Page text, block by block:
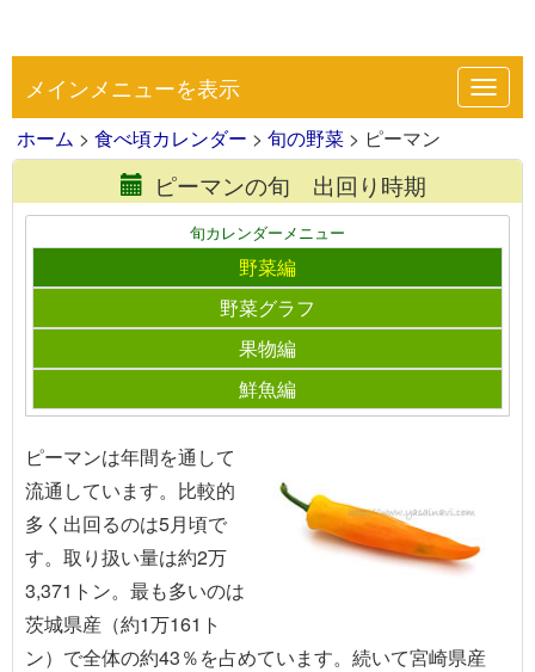
メインメニューを表示
ホーム > 食べ頃カレンダー > 旬の野菜 > ピーマン
ピーマンの旬 出回り時期
旬カレンダーメニュー
野菜編
野菜グラフ
果物編
鮮魚編
ピーマンは年間を通して
流通しています。比較的
多く出回るのは5月頃で
す。取り扱い量は約2万
3,371トン。最も多いのは
茨城県産（約1万161ト
ン）で全体の約43％を占めています。続いて宮崎県産